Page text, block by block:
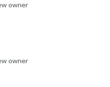
owner
owner